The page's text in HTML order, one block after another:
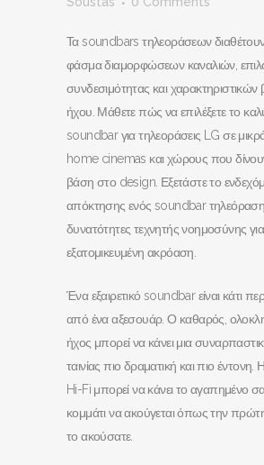
Τα soundbars τηλεοράσεων
φάσμα διαμορφώσεων καναλιών,
συνδεσιμότητας και χαρακτηριστικών
ήχου. Μάθετε πώς να επιλέξετε το
soundbar για τηλεοράσεις LG σε
home cinemas και χώρους που
βάση στο design. Εξετάστε το
απόκτησης ενός soundbar
δυνατότητες τεχνητής νοημοσύνης για
εξατομικευμένη ακρόαση.
Ένα εξαιρετικό soundbar είναι κάτι
από ένα αξεσουάρ. Ο καθαρός,
ήχος μπορεί να κάνει μια
ταινίας πιο δραματική και πιο έντονη.
Hi-Fi μπορεί να κάνει το αγαπημένο
κομμάτι να ακούγεται όπως την
το ακούσατε.